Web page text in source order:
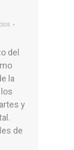
del
la
y
de